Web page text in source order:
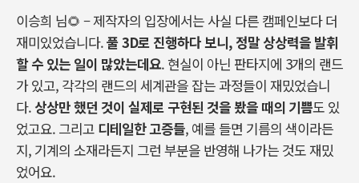
이승희 님🌻 –제작자의 입장에서는 사실 다른 캠페인보다 더
재미있었습니다.풀 3D로 진행하다보니, 정말 상상력을 발휘
할 수 있는 일이 많았는데요. 현실이 아닌 판타지에 3개의 랜드
가 있고, 각각의 랜드의 세계관을 잡는 과정들이 재밌었습니
다. 상상만했던 것이 실제로 구현된 것을 봤을 때의 기쁨도 있
었고요. 그리고 디테일한고증들, 예를 들면 기름의 색이라든
지, 기계의 소재라든지 그런 부분을 반영해 나가는 것도 재밌
었어요.